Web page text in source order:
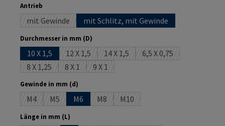
Antrieb
mit Gewinde(Diese Option ist zurzeit nicht verfügbar.)
mit Schlitz, mit Gewinde
Durchmesser in mm (D)
10 X 1,5 12 X 1,5(Diese Option ist zurzeit nicht verfügbar.)
14 X 1,5(Diese Option ist zurzeit nicht
6,5 X 0,75(Diese Option ist
8 X 1,25(Diese Option ist zurzeit nicht verfügbar.)
8 X 1(Diese Option ist zurzeit nicht verfügbar.)
9 X 1(Diese Option ist zurzeit nicht verfügbar.)
Gewinde in mm (d)
M4(Diese Option ist zurzeit nicht verfügbar.)
M5(Diese Option ist zurzeit nicht verfügbar.)
M6 M8(Diese Option ist zurzeit nicht verfügbar.)
M10(Diese Option ist zurzeit nicht
Länge in mm (L)